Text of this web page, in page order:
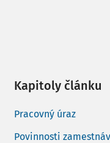
Kapitoly článku
Pracovný úraz
Povinnosti